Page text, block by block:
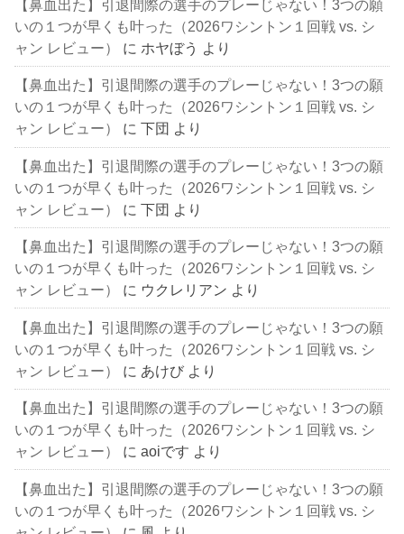
【鼻血出た】引退間際の選手のプレーじゃない！3つの願
いの１つが早くも叶った（2026ワシントン１回戦 vs. シ
ャン レビュー）
に ホヤぼう より
【鼻血出た】引退間際の選手のプレーじゃない！3つの願
いの１つが早くも叶った（2026ワシントン１回戦 vs. シ
ャン レビュー）
に下団 より
【鼻血出た】引退間際の選手のプレーじゃない！3つの願
いの１つが早くも叶った（2026ワシントン１回戦 vs. シ
ャン レビュー）
に下団 より
【鼻血出た】引退間際の選手のプレーじゃない！3つの願
いの１つが早くも叶った（2026ワシントン１回戦 vs. シ
ャン レビュー）
に ウクレリアン より
【鼻血出た】引退間際の選手のプレーじゃない！3つの願
いの１つが早くも叶った（2026ワシントン１回戦 vs. シ
ャン レビュー）
に あけび より
【鼻血出た】引退間際の選手のプレーじゃない！3つの願
いの１つが早くも叶った（2026ワシントン１回戦 vs. シ
ャン レビュー）
にaoiです より
【鼻血出た】引退間際の選手のプレーじゃない！3つの願
いの１つが早くも叶った（2026ワシントン１回戦 vs. シ